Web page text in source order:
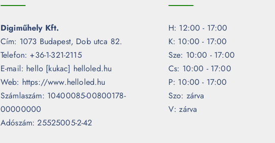
Digiműhely Kft.
Cím: 1073 Budapest, Dob utca 82.
Telefon: +36-1-321-2115
E-mail: hello [kukac] helloled.hu
Web: https://www.helloled.hu
Számlaszám: 10400085-00800178-
00000000
Adószám: 25525005-2-42
H: 12:00 - 17:00
K: 10:00 - 17:00
Sze: 10:00 - 17:00
Cs: 10:00 - 17:00
P: 10:00 - 17:00
Szo: zárva
V: zárva